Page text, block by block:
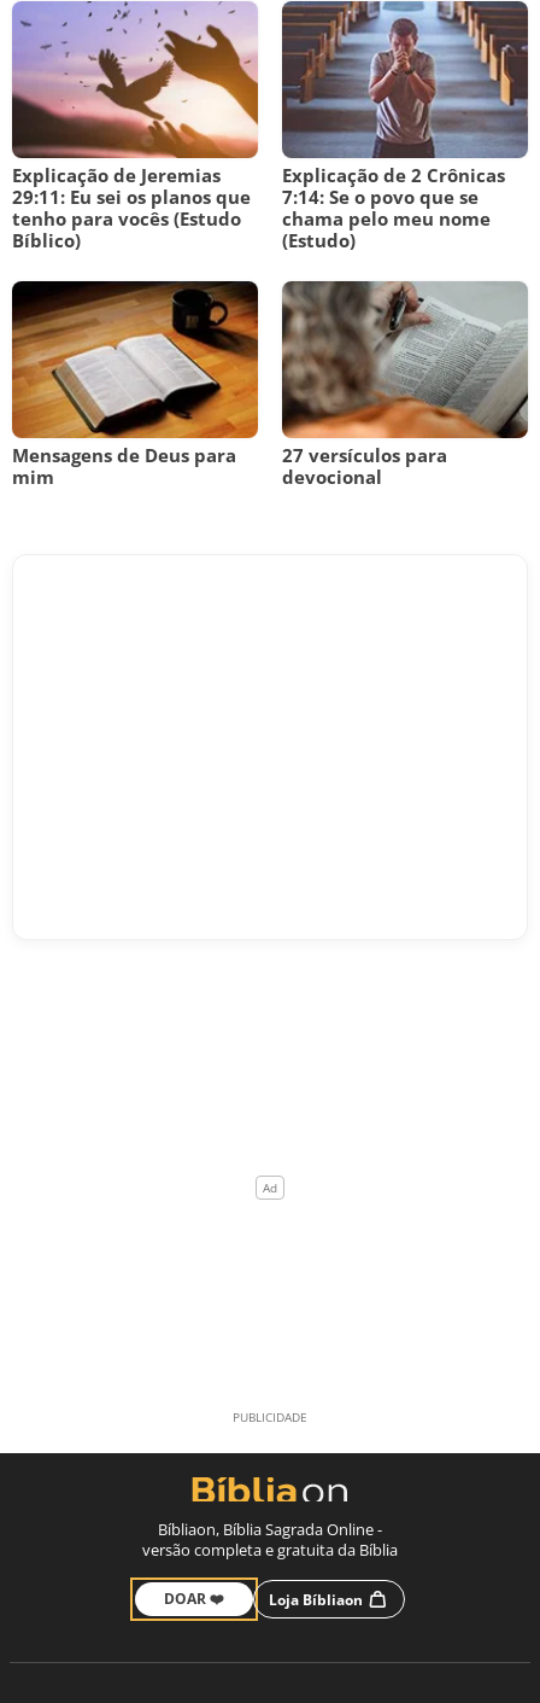
Explicação de Jeremias
29:11: Eu sei os planos que
tenho para vocês (Estudo
Bíblico)
Explicação de 2 Crônicas
7:14: Se o povo que se
chama pelo meu nome
(Estudo)
Mensagens de Deus para
mim
27 versículos para
devocional
Bíbliaon, Bíblia Sagrada Online -
versão completa e gratuita da Bíblia
DOAR ❤️ Loja Bíbliaon